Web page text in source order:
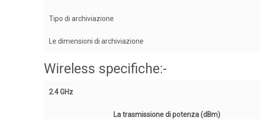
Tipo di archiviazione
Le dimensioni di archiviazione
Wireless specifiche:-
2.4 GHz
La trasmissione di potenza (dBm)